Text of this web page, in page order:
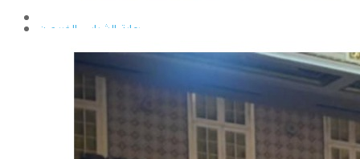
رعاية الشباب والخريجون
رعاية الشباب
الخدمات التى تقدمها الإدارة
كيفية مشاركة الطالب فى النشاط